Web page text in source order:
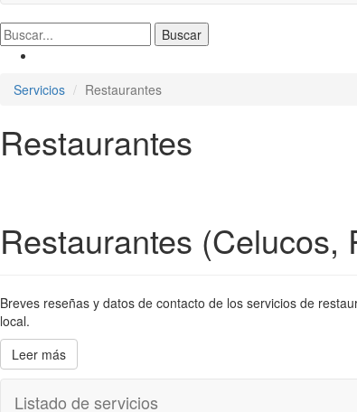
Servicios Restaurantes
Restaurantes
Restaurantes (Celucos,
Breves reseñas y datos de contacto de los servicios de
local.
Leer más
Listado de servicios